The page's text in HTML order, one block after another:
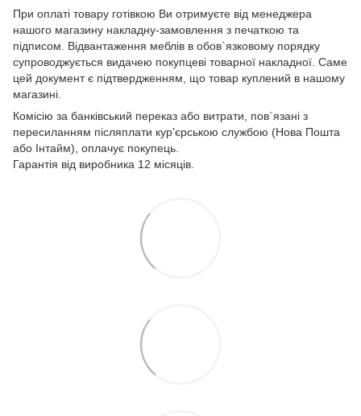
При оплаті товару готівкою Ви отримуєте від менеджера
нашого магазину накладну-замовлення з печаткою та
підписом. Відвантаження меблів в обов`язковому порядку
супроводжується видачею покупцеві товарної накладної. Саме
цей документ є підтвердженням, що товар куплений в нашому
магазині.
Комісію за банківський переказ або витрати, пов`язані з
пересиланням післяплати кур'єрською службою (Нова Пошта
або Інтайм), оплачує покупець.
Гарантія від виробника 12 місяців.